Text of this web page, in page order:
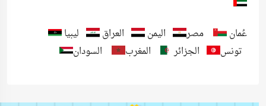
عُمان مصر اليمن العراق
ليبيا
تونس
الجزائر المغرب السودان